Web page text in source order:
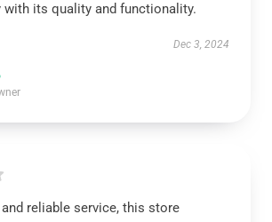
with its quality and functionality.
Dec 3, 2024
reliable service, this store